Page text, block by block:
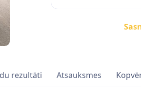
rezultāti Atsauksmes